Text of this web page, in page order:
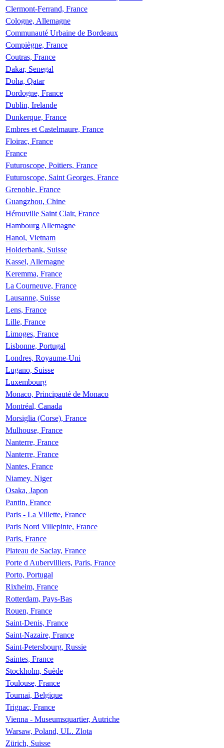
Clermont-Ferrand, France
Cologne, Allemagne
Communauté Urbaine de Bordeaux
Compiègne, France
Coutras, France
Dakar, Senegal
Doha, Qatar
Dordogne, France
Dublin, Irelande
Dunkerque, France
Embres et Castelmaure, France
Floirac, France
France
Futuroscope, Poitiers, France
Futuroscope, Saint Georges, France
Grenoble, France
Guangzhou, Chine
Hérouville Saint Clair, France
Hambourg Allemagne
Hanoi, Vietnam
Holderbank, Suisse
Kassel, Allemagne
Keremma, France
La Courneuve, France
Lausanne, Suisse
Lens, France
Lille, France
Limoges, France
Lisbonne, Portugal
Londres, Royaume-Uni
Lugano, Suisse
Luxembourg
Monaco, Principauté de Monaco
Montréal, Canada
Morsiglia (Corse), France
Mulhouse, France
Nanterre, France
Nanterre, France
Nantes, France
Niamey, Niger
Osaka, Japon
Pantin, France
Paris - La Villette, France
Paris Nord Villepinte, France
Paris, France
Plateau de Saclay, France
Porte d Aubervilliers, Paris, France
Porto, Portugal
Rixheim, France
Rotterdam, Pays-Bas
Rouen, France
Saint-Denis, France
Saint-Nazaire, France
Saint-Petersbourg, Russie
Saintes, France
Stockholm, Suède
Toulouse, France
Tournai, Belgique
Trignac, France
Vienna - Museumsquartier, Autriche
Warsaw, Poland, UL. Zlota
Zürich, Suisse